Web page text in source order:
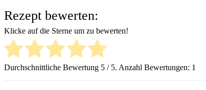
Rezept bewerten:
Klicke auf die Sterne um zu bewerten!
Durchschnittliche Bewertung 5 / 5. Anzahl Bewertungen: 1